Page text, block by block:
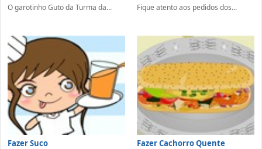
O garotinho Guto da Turma da... Fique atento aos pedidos dos...
Fazer Suco Fazer Cachorro Quente